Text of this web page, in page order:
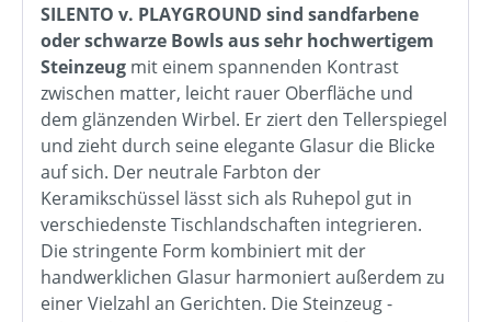
SILENTO v. PLAYGROUND sind sandfarbene
oder schwarze Bowls aus sehr hochwertigem
Steinzeug mit einem spannenden Kontrast
zwischen matter, leicht rauer Oberfläche und
dem glänzenden Wirbel. Er ziert den Tellerspiegel
und zieht durch seine elegante Glasur die Blicke
auf sich. Der neutrale Farbton der
Keramikschüssel lässt sich als Ruhepol gut in
verschiedenste Tischlandschaften integrieren.
Die stringente Form kombiniert mit der
handwerklichen Glasur harmoniert außerdem zu
einer Vielzahl an Gerichten. Die Steinzeug -